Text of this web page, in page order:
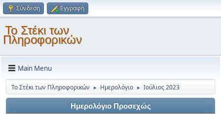
Σύνδεση Εγγραφή
Το Στέκι των
Πληροφορικών
Main Menu
Το Στέκι των Πληροφορικών ► Ημερολόγιο ► Ιούλιος 2023
Ημερολόγιο Προσεχώς